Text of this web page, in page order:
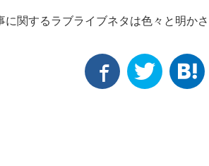
に関するラブライブネタは色々と明か